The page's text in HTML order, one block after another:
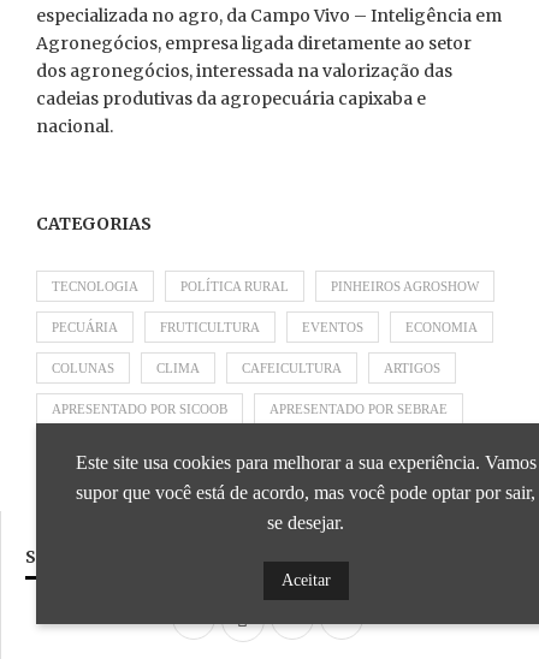
especializada no agro, da Campo Vivo – Inteligência em
Agronegócios, empresa ligada diretamente ao setor
dos agronegócios, interessada na valorização das
cadeias produtivas da agropecuária capixaba e
nacional.
CATEGORIAS
TECNOLOGIA POLÍTICA RURAL PINHEIROS AGROSHOW
PECUÁRIA FRUTICULTURA EVENTOS ECONOMIA
COLUNAS CLIMA CAFEICULTURA ARTIGOS
APRESENTADO POR SICOOB APRESENTADO POR SEBRAE
SIGA NOSSAS REDES SOCIAIS
Este site usa cookies para melhorar a sua experiência. Vamos
supor que você está de acordo, mas você pode optar por sair,
se desejar.
Aceitar